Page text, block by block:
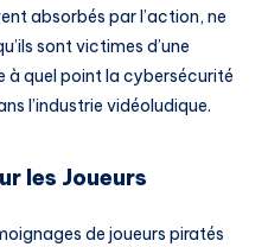
absorbés par l’action, ne
sont victimes d’une
quel point la cybersécurité
l’industrie vidéoludique.
les Joueurs
de joueurs piratés